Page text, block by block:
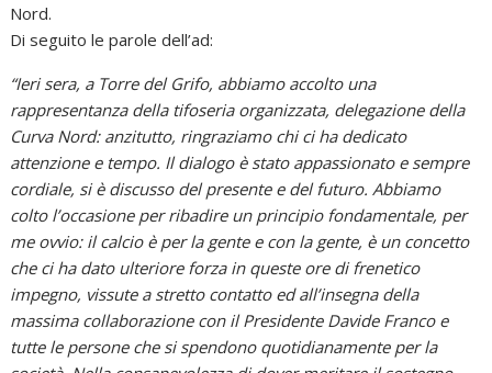
Nord.
Di seguito le parole dell’ad:
“Ieri sera, a Torre del Grifo, abbiamo accolto una
rappresentanza della tifoseria organizzata, delegazione della
Curva Nord: anzitutto, ringraziamo chi ci ha dedicato
attenzione e tempo. Il dialogo è stato appassionato e sempre
cordiale, si è discusso del presente e del futuro. Abbiamo
colto l’occasione per ribadire un principio fondamentale, per
me ovvio: il calcio è per la gente e con la gente, è un concetto
che ci ha dato ulteriore forza in queste ore di frenetico
impegno, vissute a stretto contatto ed all’insegna della
massima collaborazione con il Presidente Davide Franco e
tutte le persone che si spendono quotidianamente per la